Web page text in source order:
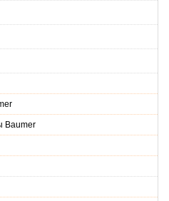
Baumer